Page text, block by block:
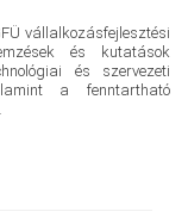
vállalkozásfejlesztési
és kutatások
és szervezeti
a fenntartható